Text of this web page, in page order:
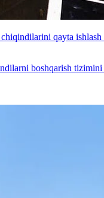
qayta ishlash
boshqarish